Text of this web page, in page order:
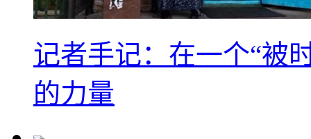
记者手记：在一个“被
的力量